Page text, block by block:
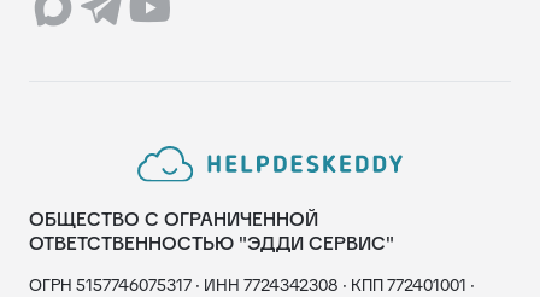
ОБЩЕСТВО С ОГРАНИЧЕННОЙ
ОТВЕТСТВЕННОСТЬЮ "ЭДДИ СЕРВИС"
ОГРН 5157746075317 · ИНН 7724342308 · КПП 772401001 ·